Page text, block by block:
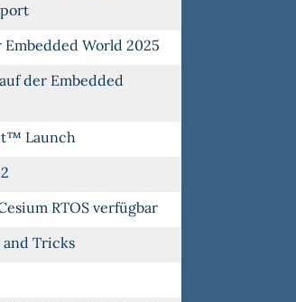
World 2025
der Embedded
Launch
RTOS verfügbar
and Tricks